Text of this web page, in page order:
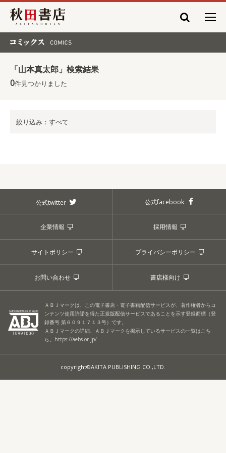
秋田書店
「山本真太郎」検索結果
0件見つかりました
絞り込み：すべて
公式twitter 公式facebook
企業情報 採用情報
サイトポリシー プライバシーポリシー
お問い合わせ 書店様向け
ＡＢＪマークは、この電子書店・電子書籍配信サービスが、著作権者からコ
ンテンツ使用許諾を得た正規版配信サービスであることを示す登録商標（登
録番号 第６０９１７１３号）です。
ＡＢＪマークの詳細、ＡＢＪマークを掲示しているサービスの一覧はこち
ら。 https://aebs.or.jp/
copyright©AKITA PUBLISHING CO.,LTD.